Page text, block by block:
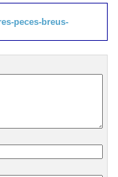
peces-breus-